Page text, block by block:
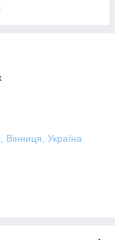
Вінниця, Україна